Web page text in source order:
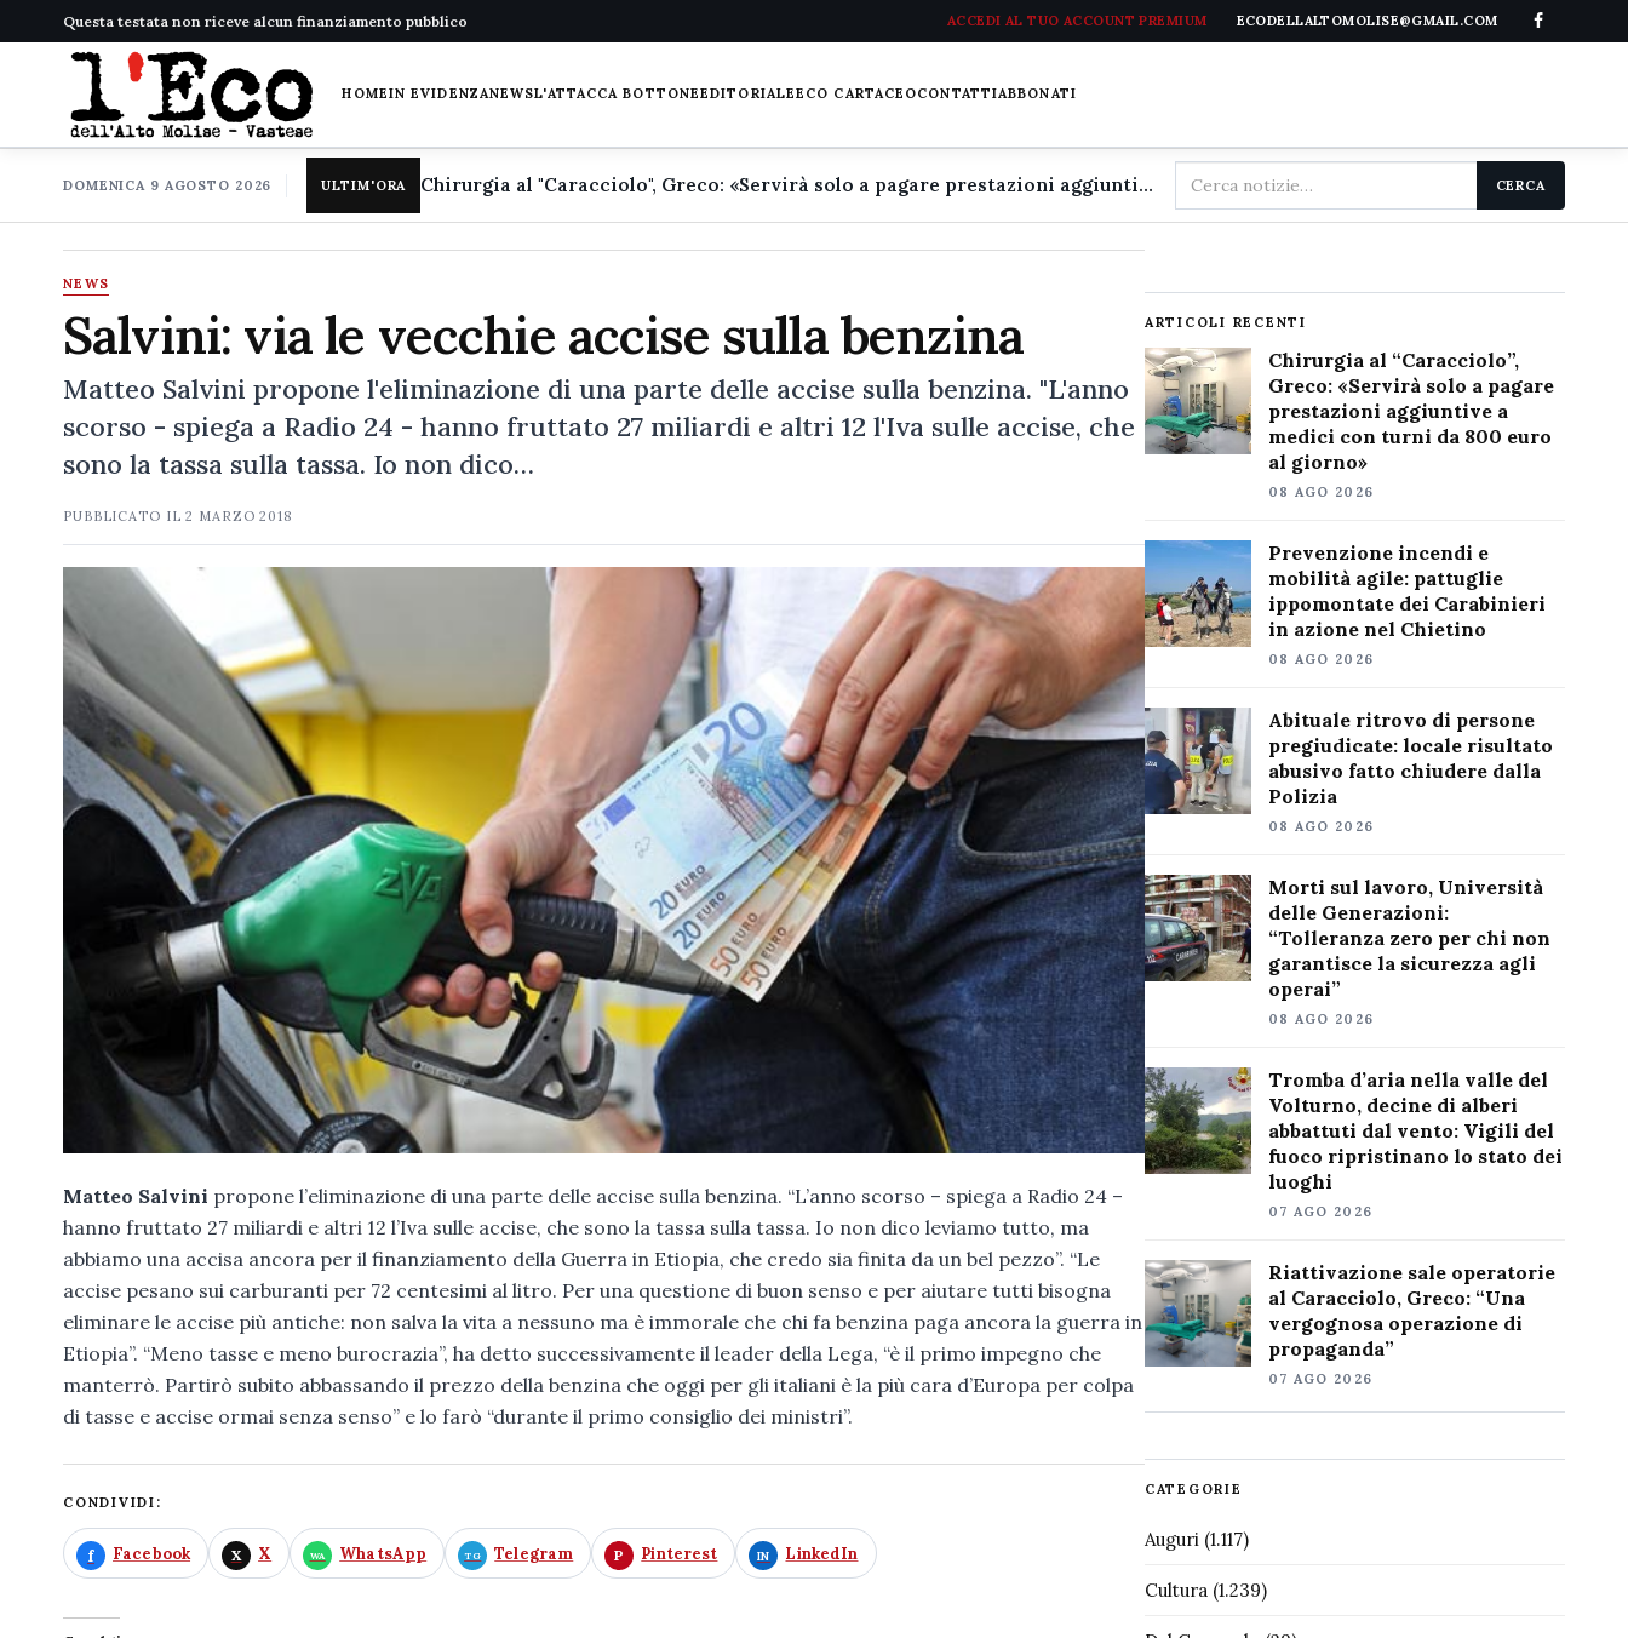
Questa testata non riceve alcun finanziamento pubblico ACCEDI AL TUO ACCOUNT PREMIUM ECODELLALTOMOLISE@GMAIL.COM
HOMEIN EVIDENZANEWSL'ATTACCA BOTTONEEDITORIALEECO CARTACEOCONTATTIABBONATI
DOMENICA 9 AGOSTO 2026 ULTIM'ORA Chirurgia al "Caracciolo", Greco: «Servirà solo a pagare prestazioni aggiuntive a medici con turni da 800 euro al giorno»
Cerca
nel
CERCA
NEWS
Salvini: via le vecchie accise sulla benzina
Matteo Salvini propone l'eliminazione di una parte delle accise sulla benzina. "L'anno
scorso - spiega a Radio 24 - hanno fruttato 27 miliardi e altri 12 l'Iva sulle accise, che
sono la tassa sulla tassa. Io non dico…
PUBBLICATO IL2 MARZO 2018
Matteo Salvini propone l’eliminazione di una parte delle accise sulla benzina. “L’anno scorso – spiega a Radio 24 –
hanno fruttato 27 miliardi e altri 12 l’Iva sulle accise, che sono la tassa sulla tassa. Io non dico leviamo tutto, ma
abbiamo una accisa ancora per il finanziamento della Guerra in Etiopia, che credo sia finita da un bel pezzo”. “Le
accise pesano sui carburanti per 72 centesimi al litro. Per una questione di buon senso e per aiutare tutti bisogna
eliminare le accise più antiche: non salva la vita a nessuno ma è immorale che chi fa benzina paga ancora la guerra in
Etiopia”. “Meno tasse e meno burocrazia”, ha detto successivamente il leader della Lega, “è il primo impegno che
manterrò. Partirò subito abbassando il prezzo della benzina che oggi per gli italiani è la più cara d’Europa per colpa
di tasse e accise ormai senza senso” e lo farò “durante il primo consiglio dei ministri”.
CONDIVIDI:
Facebook X WhatsApp Telegram Pinterest LinkedIn
ARTICOLI RECENTI
Chirurgia al “Caracciolo”,
Greco: «Servirà solo a pagare
prestazioni aggiuntive a
medici con turni da 800 euro
al giorno»
08 AGO 2026
Prevenzione incendi e
mobilità agile: pattuglie
ippomontate dei Carabinieri
in azione nel Chietino
08 AGO 2026
Abituale ritrovo di persone
pregiudicate: locale risultato
abusivo fatto chiudere dalla
Polizia
08 AGO 2026
Morti sul lavoro, Università
delle Generazioni:
“Tolleranza zero per chi non
garantisce la sicurezza agli
operai”
08 AGO 2026
Tromba d’aria nella valle del
Volturno, decine di alberi
abbattuti dal vento: Vigili del
fuoco ripristinano lo stato dei
luoghi
07 AGO 2026
Riattivazione sale operatorie
al Caracciolo, Greco: “Una
vergognosa operazione di
propaganda”
07 AGO 2026
CATEGORIE
Auguri(1.117)
Cultura(1.239)